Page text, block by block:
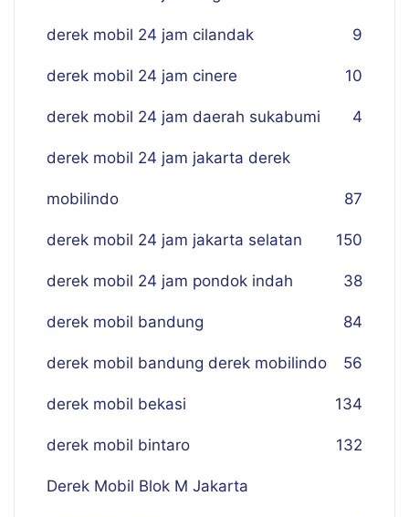
derek mobil 24 jam cilandak 9
derek mobil 24 jam cinere 10
derek mobil 24 jam daerah sukabumi 4
derek mobil 24 jam jakarta derek
mobilindo 87
derek mobil 24 jam jakarta selatan 150
derek mobil 24 jam pondok indah 38
derek mobil bandung 84
derek mobil bandung derek mobilindo 56
derek mobil bekasi 134
derek mobil bintaro 132
Derek Mobil Blok M Jakarta